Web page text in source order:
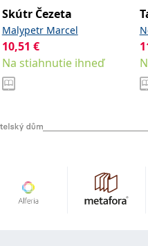
Skútr Čezeta
Malypetr Marcel
10,51 €
Na stiahnutie ihneď